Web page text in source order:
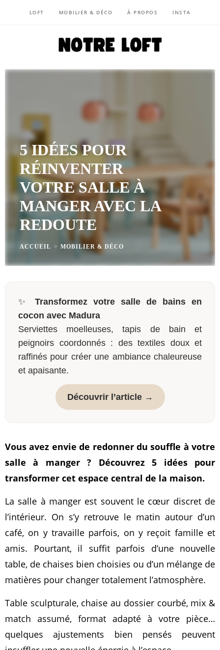
LOFT MOBILIER & DÉCO À PROPOS INSTA
5 IDÉES POUR
RÉINVENTER
VOTRE SALLE À
MANGER AVEC LA
REDOUTE
ACCUEIL > MOBILIER & DÉCO
✨ Transformez votre salle de bains en
cocon avec Madura
Serviettes moelleuses, tapis de bain et
peignoirs coordonnés : des textiles doux et
raffinés pour créer une ambiance chaleureuse
et apaisante.
Découvrir l’article →
Vous avez envie de redonner du souffle à votre
salle à manger ? Découvrez 5 idées pour
transformer cet espace central de la maison.
La salle à manger est souvent le cœur discret de
l’intérieur. On s’y retrouve le matin autour d’un
café, on y travaille parfois, on y reçoit famille et
amis. Pourtant, il suffit parfois d’une nouvelle
table, de chaises bien choisies ou d’un mélange de
matières pour changer totalement l’atmosphère.
Table sculpturale, chaise au dossier courbé, mix &
match assumé, format adapté à votre pièce…
quelques ajustements bien pensés peuvent